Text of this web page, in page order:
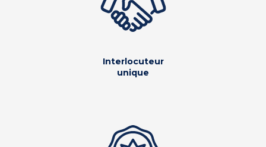
Interlocuteur
unique